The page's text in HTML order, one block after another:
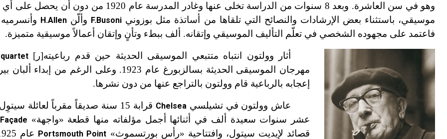
وهو في سن العاشرة. وبعد 8 سنوات من الدراسة تخلى عنها وغادر المدرسة عام
موسيقي، باستثناء بعض الإرشادات والنصائح التي تلقاها من أساتذة مثل بوزوني F.Busoni وألّن H.Allen وأنسرميه
فاعتمد على مجهوده الشخصي في تعلّم التأليف الموسيقي وإتقانه. ألف ببطء وتأنٍ وإتقان أعمالاً موسيقية متميزة.
أثار وولتون انتباه متتبعي الموسيقى الحديثة حين قدم رباعيته[ر]quartet
مهرجان الموسيقى الحديثة بسالزبورغ عام 1923. وعلى الرغم من إبداء ألبان بيرغ[ر]
إعجابه بالرباعية قام وولتون بالتراجع عنها من دون نشرها.
عاش وولتون في تشيلسي Chelsea قرابة 15 سنة صديقاً مقرباً لعائلة سيتوِل
عشر سنوات سعيدة ألف في أثنائها أجمل مؤلفاته منها قطعة «واجهة» Façade
قصائد لإيديت سيتوِل، وافتتاحية «رأس بورتسموث» Portsmouth Point